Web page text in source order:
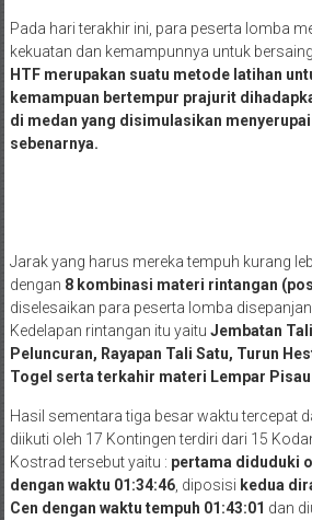
Pada hari terakhir ini, para peserta lomba
kekuatan dan kemampunnya untuk
HTF merupakan suatu metode latihan
kemampuan bertempur prajurit
di medan yang disimulasikan
sebenarnya.
Jarak yang harus mereka tempuh kurang
dengan 8 kombinasi materi rintangan
diselesaikan para peserta lomba
Kedelapan rintangan itu yaitu Jembatan
Peluncuran, Rayapan Tali Satu, Turun
Togel serta terkahir materi Lempar
Hasil sementara tiga besar waktu tercepat
diikuti oleh 17 Kontingen terdiri dari 15
Kostrad tersebut yaitu : pertama diduduki
dengan waktu 01:34:46, diposisi kedua
Cen dengan waktu tempuh 01:43:01 dan